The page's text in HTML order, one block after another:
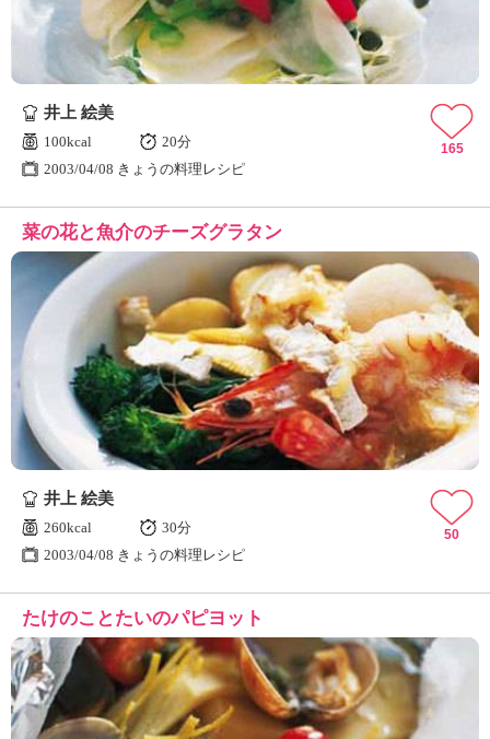
井上 絵美
100kcal
20分
2003/04/08 きょうの料理レシピ
165
菜の花と魚介のチーズグラタン
井上 絵美
260kcal
30分
2003/04/08 きょうの料理レシピ
50
たけのことたいのパピヨット